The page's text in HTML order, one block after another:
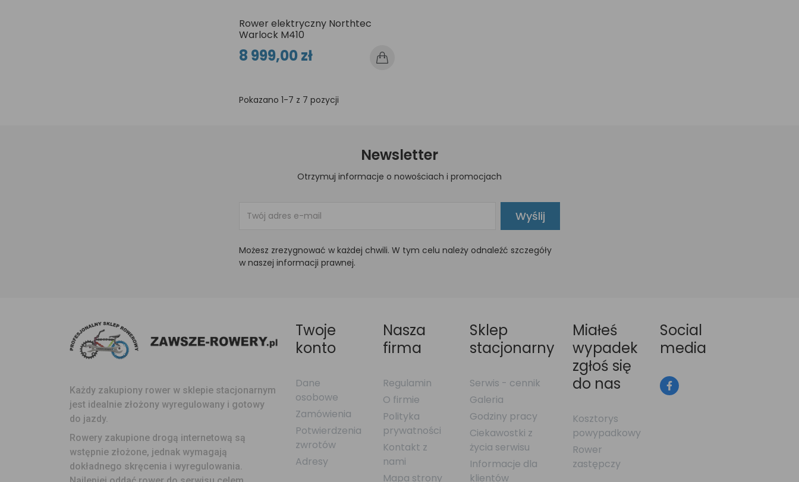
Rower elektryczny Northtec
Warlock M410
8 999,00 zł
Pokazano 1-7 z 7 pozycji
Newsletter
Otrzymuj informacje o nowościach i promocjach
Wyślij
Możesz zrezygnować w każdej chwili. W tym celu należy odnaleźć szczegóły
w naszej informacji prawnej.
Każdy zakupiony rower w sklepie stacjonarnym
jest idealnie złożony wyregulowany i gotowy
do jazdy.
Rowery zakupione drogą internetową są
wstępnie złożone, jednak wymagają
dokładnego skręcenia i wyregulowania.
Twoje
konto
Dane
osobowe
Zamówienia
Potwierdzenia
zwrotów
Adresy
Nasza
firma
Regulamin
O firmie
Polityka
prywatności
Kontakt z
nami
Mapa strony
Sklep
stacjonarny
Serwis - cennik
Galeria
Godziny pracy
Ciekawostki z
życia serwisu
Informacje dla
klientów
Miałeś
wypadek
zgłoś się
do nas
Kosztorys
powypadkowy
Rower
zastępczy
Social
media